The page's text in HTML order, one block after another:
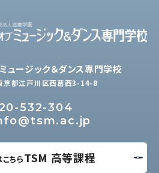
ュージック＆ダンス専門学校
京都江戸川区西葛西3-14-8
532-304
ちらTSM 高等課程